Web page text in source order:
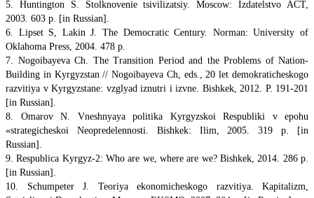
5. Huntington S. Stolknovenie tsivilizatsiy. Moscow: Izdatelstvo ACT,
2003. 603 p. [in Russian].
6. Lipset S, Lakin J. The Democratic Century. Norman: University of
Oklahoma Press, 2004. 478 p.
7. Nogoibayeva Ch. The Transition Period and the Problems of Nation-
Building in Kyrgyzstan // Nogoibayeva Ch, eds., 20 let demokraticheskogo
razvitiya v Kyrgyzstane: vzglyad iznutri i izvne. Bishkek, 2012. P. 191-201
[in Russian].
8. Omarov N. Vneshnyaya politika Kyrgyzskoi Respubliki v epohu
«strategicheskoi Neopredelennosti. Bishkek: Ilim, 2005. 319 p. [in
Russian].
9. Respublica Kyrgyz-2: Who are we, where are we? Bishkek, 2014. 286 p.
[in Russian].
10. Schumpeter J. Teoriya ekonomicheskogo razvitiya. Kapitalizm,